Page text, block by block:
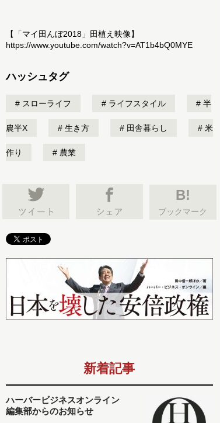
【「マイ田んぼ2018」田植え映像】
https://www.youtube.com/watch?v=AT1b4bQ0MYE
ハッシュタグ
スローライフ ライフスタイル 半
農半X 生き方 田舎暮らし 米
作り 農業
B!
ブックマーク
新着記事
ハーバービジネスオンライン
編集部からのお知らせ